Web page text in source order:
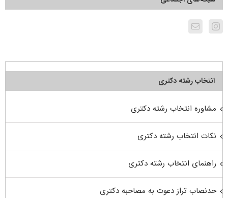
انتخاب رشته دکتری
مشاوره انتخاب رشته دکتری
نکات انتخاب رشته دکتری
راهنمای انتخاب رشته دکتری
حدنصاب تراز دعوت به مصاحبه دکتری